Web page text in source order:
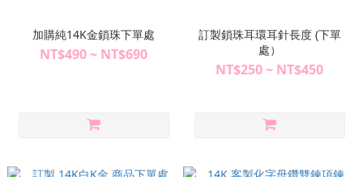
加購純14K金鎖珠下單處
NT$490 ~ NT$690
訂製鎖珠耳環耳針長度 (下單
處）
NT$250 ~ NT$450